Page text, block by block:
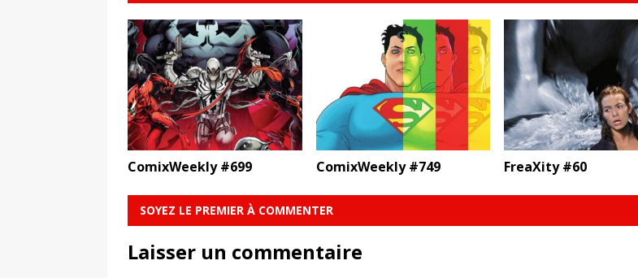
ComixWeekly #699 ComixWeekly #749 FreaXity #60
SOYEZ LE PREMIER À COMMENTER
Laisser un commentaire